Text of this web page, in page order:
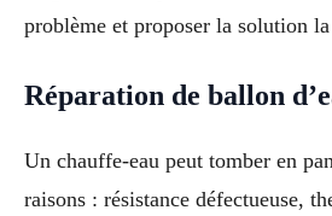
problème et proposer la solution
Réparation de ballon
Un chauffe-eau peut tomber en
raisons : résistance défectueuse,